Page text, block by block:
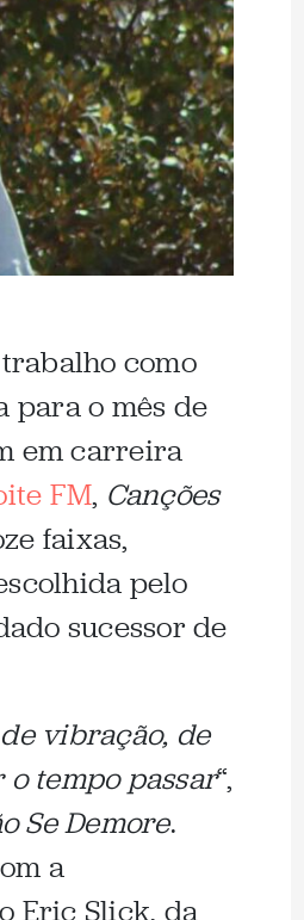
como
para o mês de
em carreira
FM, Canções
faixas,
pelo
sucessor de
vibração, de
tempo passar“,
Se Demore.
a
Eric Slick, da